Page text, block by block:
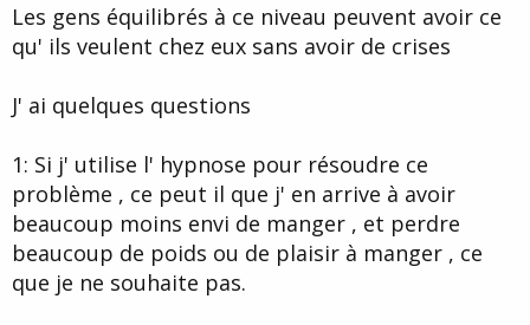
Les gens équilibrés à ce niveau peuvent avoir ce
qu' ils veulent chez eux sans avoir de crises
J' ai quelques questions
1: Si j' utilise l' hypnose pour résoudre ce
problème , ce peut il que j' en arrive à avoir
beaucoup moins envi de manger , et perdre
beaucoup de poids ou de plaisir à manger , ce
que je ne souhaite pas.